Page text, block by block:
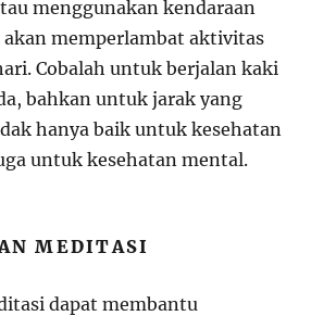
menggunakan kendaraan
akan memperlambat aktivitas
Cobalah untuk berjalan kaki
bahkan untuk jarak yang
hanya baik untuk kesehatan
untuk kesehatan mental.
MEDITASI
dapat membantu